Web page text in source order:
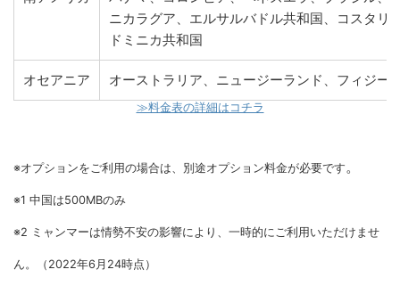
ニカラグア、エルサルバドル共和国、コスタリ
ドミニカ共和国
オセアニア オーストラリア、ニュージーランド、フィジー
≫料金表の詳細はコチラ
※オプションをご利用の場合は、別途オプション料金が必要です。
※1 中国は500MBのみ
※2 ミャンマーは情勢不安の影響により、一時的にご利用いただけませ
ん。（2022年6月24時点）